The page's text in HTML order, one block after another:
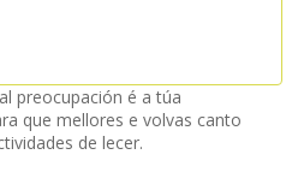
preocupación é a túa
que mellores e volvas canto
de lecer.